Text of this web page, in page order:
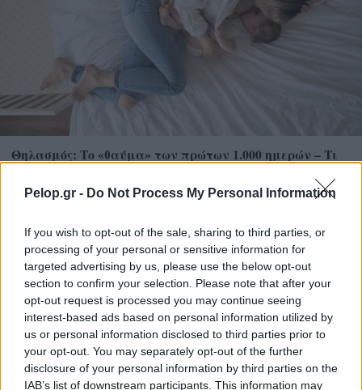
Pelop.gr - Do Not Process My Personal Information
If you wish to opt-out of the sale, sharing to third parties, or
processing of your personal or sensitive information for
targeted advertising by us, please use the below opt-out
section to confirm your selection. Please note that after your
opt-out request is processed you may continue seeing
interest-based ads based on personal information utilized by
us or personal information disclosed to third parties prior to
your opt-out. You may separately opt-out of the further
disclosure of your personal information by third parties on the
IAB’s list of downstream participants. This information may
Θηλασμός: Το «θαύμα» των πρώτων 1.000 ημερών – Τι